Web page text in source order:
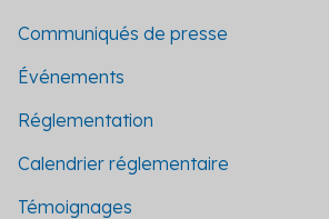
Communiqués de presse
Événements
Réglementation
Calendrier réglementaire
Témoignages